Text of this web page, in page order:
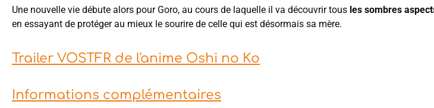
Une nouvelle vie débute alors pour Goro, au cours de laquelle il va découvrir tous les sombres
en essayant de protéger au mieux le sourire de celle qui est désormais sa mère.
Trailer VOSTFR de l'anime Oshi no Ko
Informations complémentaires